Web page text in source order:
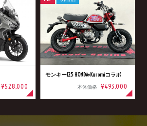
¥528,000
モンキー125 HONDA×Kuromiコラボ
本体価格 ¥493,000